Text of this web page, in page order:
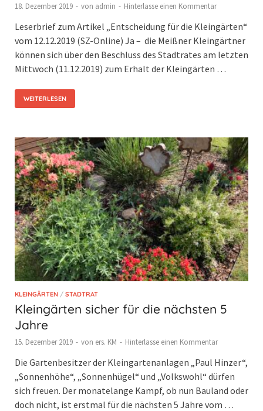
18. Dezember 2019 - von admin - Hinterlasse einen Kommentar
Leserbrief zum Artikel „Entscheidung für die Kleingärten“
vom 12.12.2019 (SZ-Online) Ja – die Meißner Kleingärtner
können sich über den Beschluss des Stadtrates am letzten
Mittwoch (11.12.2019) zum Erhalt der Kleingärten …
WEITERLESEN
KLEINGÄRTEN / STADTRAT
Kleingärten sicher für die nächsten 5
Jahre
15. Dezember 2019 - von ers. KM - Hinterlasse einen Kommentar
Die Gartenbesitzer der Kleingartenanlagen „Paul Hinzer“,
„Sonnenhöhe“, „Sonnenhügel“ und „Volkswohl“ dürfen
sich freuen. Der monatelange Kampf, ob nun Bauland oder
doch nicht, ist erstmal für die nächsten 5 Jahre vom …